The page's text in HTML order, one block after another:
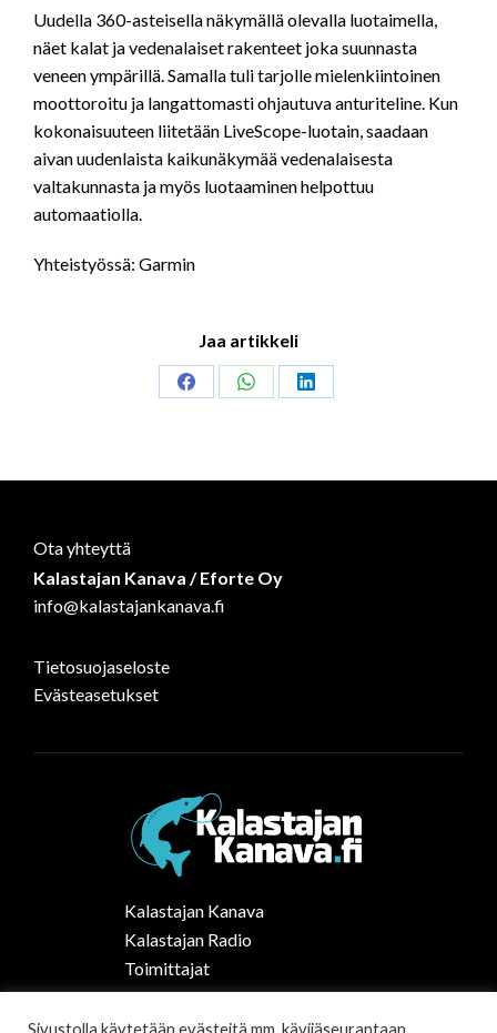
Uudella 360-asteisella näkymällä olevalla luotaimella,
näet kalat ja vedenalaiset rakenteet joka suunnasta
veneen ympärillä. Samalla tuli tarjolle mielenkiintoinen
moottoroitu ja langattomasti ohjautuva anturiteline. Kun
kokonaisuuteen liitetään LiveScope-luotain, saadaan
aivan uudenlaista kaikunäkymää vedenalaisesta
valtakunnasta ja myös luotaaminen helpottuu
automaatiolla.
Yhteistyössä: Garmin
Jaa artikkeli
Share
Share
Share
Ota yhteyttä
Kalastajan Kanava / Eforte Oy
info@kalastajankanava.fi
Tietosuojaseloste
Evästeasetukset
Kalastajan Kanava
Kalastajan Radio
Toimittajat
Kalaruoka
Vapaa-ajan kalastus Suomessa
Sivustolla käytetään evästeitä mm. kävijäseurantaan.